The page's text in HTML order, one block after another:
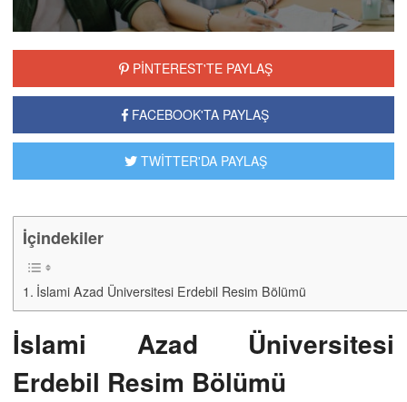
PİNTEREST'TE PAYLAŞ
FACEBOOK'TA PAYLAŞ
TWİTTER'DA PAYLAŞ
İçindekiler
İslami Azad Üniversitesi Erdebil Resim Bölümü
İslami Azad Üniversitesi
Erdebil Resim Bölümü